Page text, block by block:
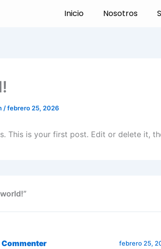
Inicio Nosotros
/febrero 25, 2026
This is your first post. Edit or delete it,
Commenter febrero 25,